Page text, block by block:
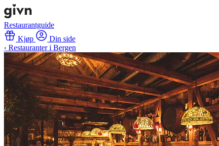
Restaurantguide
Kjøp
Din side
‹ Restauranter i Bergen